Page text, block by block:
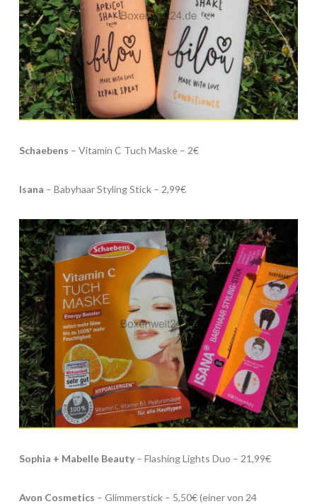
Schaebens – Vitamin C Tuch Maske – 2€
Isana – Babyhaar Styling Stick – 2,99€
Sophia + Mabelle Beauty– Flashing Lights Duo – 21,99€
Avon Cosmetics – Glimmerstick – 5,50€ (einer von 24